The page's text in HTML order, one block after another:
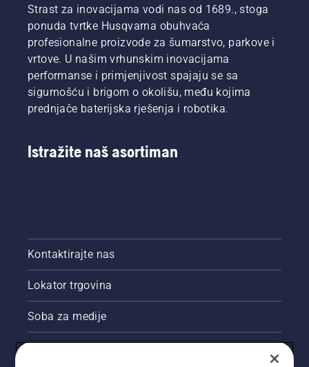
Strast za inovacijama vodi nas od 1689., stoga
ponuda tvrtke Husqvarna obuhvaća
profesionalne proizvode za šumarstvo, parkove i
vrtove. U našim vrhunskim inovacijama
performanse i primjenjivost spajaju se sa
sigurnošću i brigom o okolišu, među kojima
prednjače baterijska rješenja i robotika.
Istražite naš asortiman
Kontaktirajte nas
Lokator trgovina
Soba za medije
Akcije